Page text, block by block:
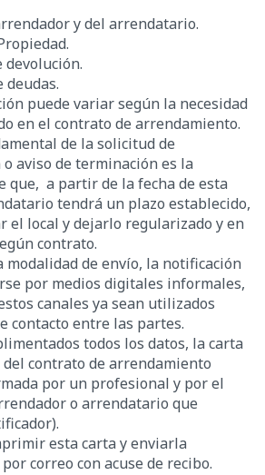
y del arrendatario.
devolución.
deudas.
puede variar según la necesidad
en el contrato de arrendamiento.
de la solicitud de
o aviso de terminación es la
que, a partir de la fecha de esta
tendrá un plazo establecido,
el local y dejarlo regularizado y en
contrato.
modalidad de envío, la notificación
por medios digitales informales,
canales ya sean utilizados
contacto entre las partes.
todos los datos, la carta
contrato de arrendamiento
por un profesional y por el
o arrendatario que
esta carta y enviarla
correo con acuse de recibo.